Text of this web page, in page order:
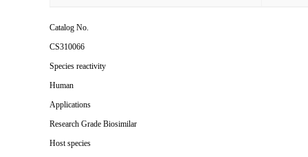
Catalog No.
CS310066
Species reactivity
Human
Applications
Research Grade Biosimilar
Host species